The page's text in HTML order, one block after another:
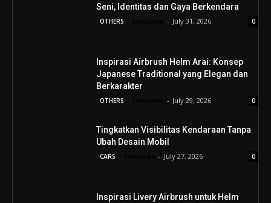
Seni, Identitas dan Gaya Berkendara
OTHERS - July 31, 2026 0
Inspirasi Airbrush Helm Arai: Konsep
Japanese Traditional yang Elegan dan
Berkarakter
OTHERS - July 29, 2026 0
Tingkatkan Visibilitas Kendaraan Tanpa
Ubah Desain Mobil
CARS - July 27, 2026 0
Inspirasi Livery Airbrush untuk Helm